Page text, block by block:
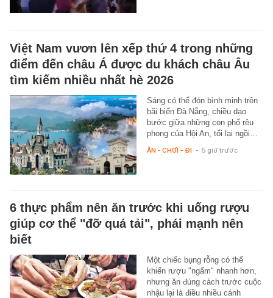
Việt Nam vươn lên xếp thứ 4 trong những
điểm đến châu Á được du khách châu Âu
tìm kiếm nhiều nhất hè 2026
Sáng có thể đón bình minh trên
bãi biển Đà Nẵng, chiều dạo
bước giữa những con phố rêu
phong của Hội An, tối lại ngồi…
ĂN - CHƠI - ĐI - 5 giờ trước
6 thực phẩm nên ăn trước khi uống rượu
giúp cơ thể "đỡ quá tải", phái mạnh nên
biết
Một chiếc bụng rỗng có thể
khiến rượu "ngấm" nhanh hơn,
nhưng ăn đúng cách trước cuộc
nhậu lại là điều nhiều cánh